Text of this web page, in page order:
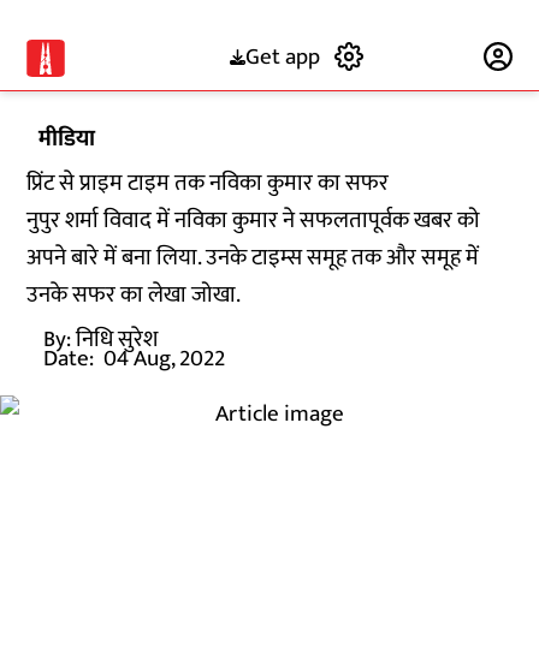
Get app
मीडिया
प्रिंट से प्राइम टाइम तक नविका कुमार का सफर
नुपुर शर्मा विवाद में नविका कुमार ने सफलतापूर्वक खबर को
अपने बारे में बना लिया. उनके टाइम्स समूह तक और समूह में
उनके सफर का लेखा जोखा.
By:निधि सुरेश
Date: 04 Aug, 2022